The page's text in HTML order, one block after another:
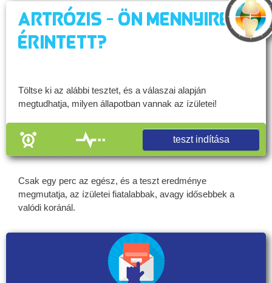
Artrózis - Ön mennyire
érintett?
Töltse ki az alábbi tesztet, és a válaszai alapján
megtudhatja, milyen állapotban vannak az ízületei!
teszt indítása
Csak egy perc az egész, és a teszt eredménye
megmutatja, az ízületei fiatalabbak, avagy idősebbek a
valódi koránál.